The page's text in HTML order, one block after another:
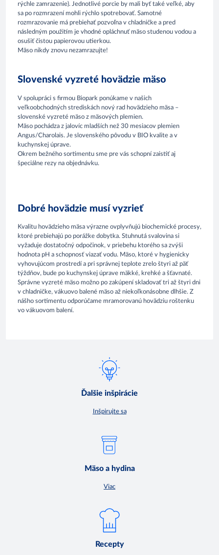
rýchle zamrazenie). Jednotlivé porcie by mali byť také veľké, aby
sa po rozmrazení mohli rýchlo spotrebovať. Samotné
rozmrazovanie má prebiehať pozvoľna v chladničke a pred
následným použitím je vhodné opláchnuť mäso studenou vodou a
osušiť čistou papierovou utierkou.
Mäso nikdy znovu nezamrazujte!
Slovenské vyzreté hovädzie mäso
V spolupráci s firmou Biopark ponúkame v našich
veľkoobchodných strediskách nový rad hovädzieho mäsa –
slovenské vyzreté mäso z mäsových plemien.
Mäso pochádza z jalovíc mladších než 30 mesiacov plemien
Angus/Charolais. Je slovenského pôvodu v BIO kvalite a v
kuchynskej úprave.
Okrem bežného sortimentu sme pre vás schopní zaistiť aj
špeciálne rezy na objednávku.
Dobré hovädzie musí vyzrieť
Kvalitu hovädzieho mäsa výrazne ovplyvňujú biochemické procesy,
ktoré prebiehajú po porážke dobytka. Stuhnutá svalovina si
vyžaduje dostatočný odpočinok, v priebehu ktorého sa zvýši
hodnota pH a schopnosť viazať vodu. Mäso, ktoré v hygienicky
vyhovujúcom prostredí a pri správnej teplote zrelo štyri až päť
týždňov, bude po kuchynskej úprave mäkké, krehké a šťavnaté.
Správne vyzreté mäso možno po zakúpení skladovať tri až štyri dni
v chladničke, vákuovo balené mäso až niekoľkonásobne dlhšie. Z
nášho sortimentu odporúčame mramorovanú hovädziu roštenku
vo vákuovom balení.
Ďalšie inšpirácie
Inšpirujte sa
Mäso a hydina
Viac
Recepty